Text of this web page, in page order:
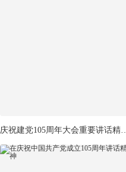
庆祝建党105周年